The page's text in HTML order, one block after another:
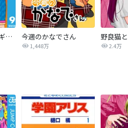
増田こうすけ劇場 ギャグマンガ日和GB 今週のかなでさん
1,448万
野良猫
2.4万